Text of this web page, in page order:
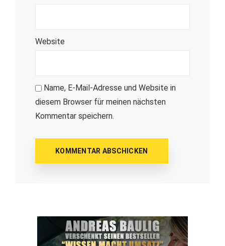
Website
Name, E-Mail-Adresse und Website in
diesem Browser für meinen nächsten
Kommentar speichern.